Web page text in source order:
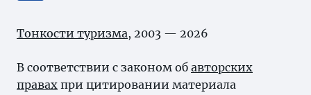
Тонкости туризма, 2003 — 2026
В соответствии с законом об авторских
правах при цитировании материала